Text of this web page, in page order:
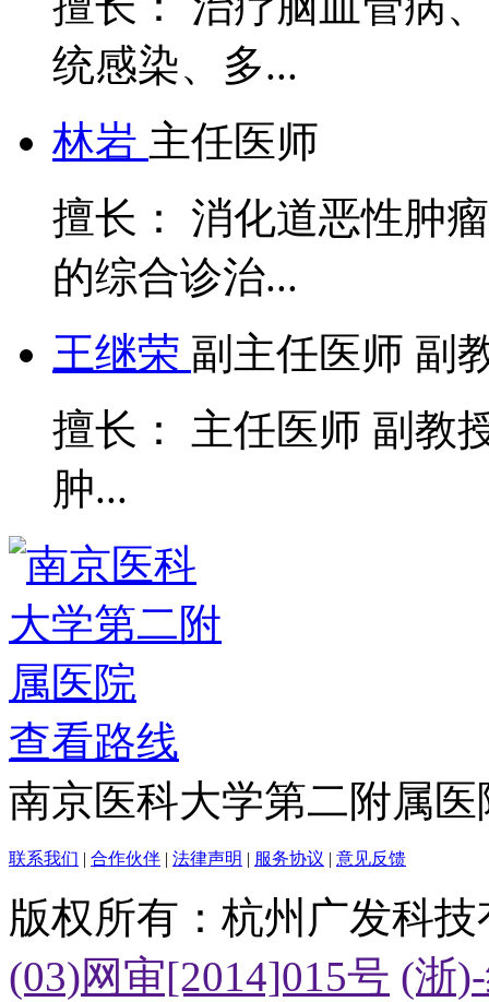
统感染、多...
林岩 主任医师
擅长： 消化道恶性肿
的综合诊治...
王继荣 副主任医师 副
擅长： 主任医师 副教
肿...
查看路线
南京医科大学第二附属医
联系我们 | 合作伙伴 | 法律声明 | 服务协议 | 意见反馈
版权所有：杭州广发科
(03)网审[2014]015号 (浙